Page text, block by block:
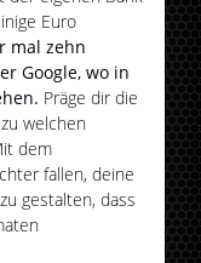
Euro
mal zehn
Google, wo in
Präge dir die
welchen
dem
fallen, deine
gestalten, dass